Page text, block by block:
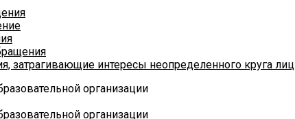
затрагивающие интересы неопределенного круга лиц
организации
организации